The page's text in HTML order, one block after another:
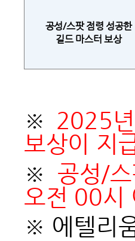
공성/스팟 점령 성공한
길드 마스터 보상
※ 2025
보상이 지
※ 공성/
오전 00시
※ 에텔리